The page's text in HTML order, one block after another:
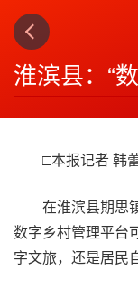
淮滨县：“
□本报记者 韩
在淮滨县期思
数字乡村管理平台
字文旅，还是居民